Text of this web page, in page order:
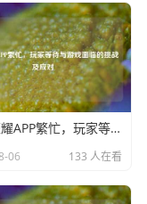
同的光照条件下都
也会定期推出，满
围绕手套展开的讨
图、创意的手套搭
面所承载的文化内
展示功能以及与玩
可或缺的一部分，
王者荣耀APP繁忙，玩家等待与游戏面临的挑战及应对
06 133 人在看